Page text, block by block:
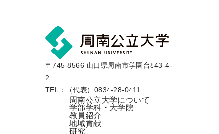
〒745-8566 山口県周南市学園台843-4-
2
TEL：（代表）0834-28-0411
周南公立大学について
学部学科・大学院
教員紹介
地域貢献
研究